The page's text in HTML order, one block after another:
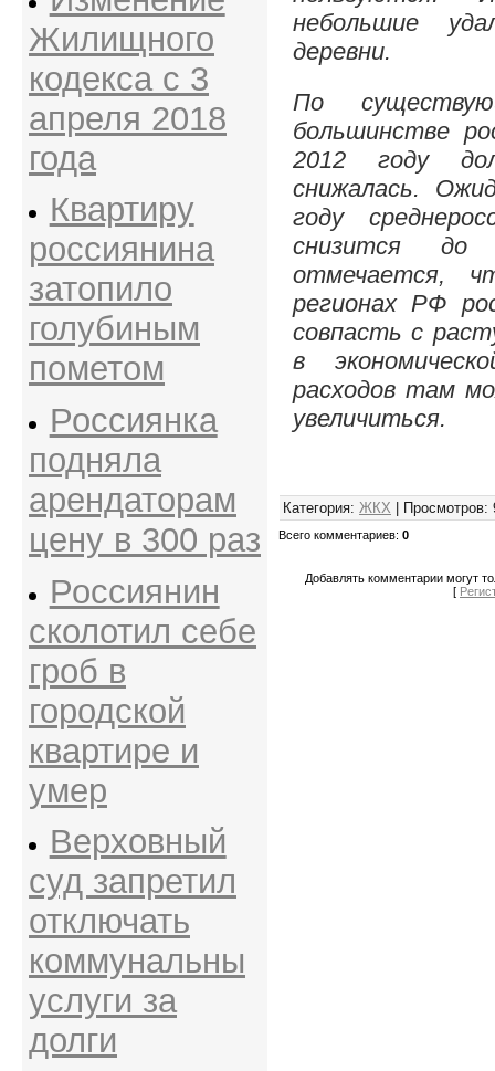
Жилищного
кодекса с 3
апреля 2018
года
Квартиру
россиянина
затопило
голубиным
пометом
Россиянка
подняла
арендаторам
цену в 300 раз
Россиянин
сколотил себе
гроб в
городской
квартире и
умер
Верховный
суд запретил
отключать
коммунальны
услуги за
долги
небольшие
деревни.
По
большинстве
2012 году
снижалась.
году
снизится
отмечается,
регионах РФ
совпасть с
в
расходов там
увеличиться.
Категория: ЖКХ Просмотров:
Всего комментариев: 0
Добавлять комментарии могут
[